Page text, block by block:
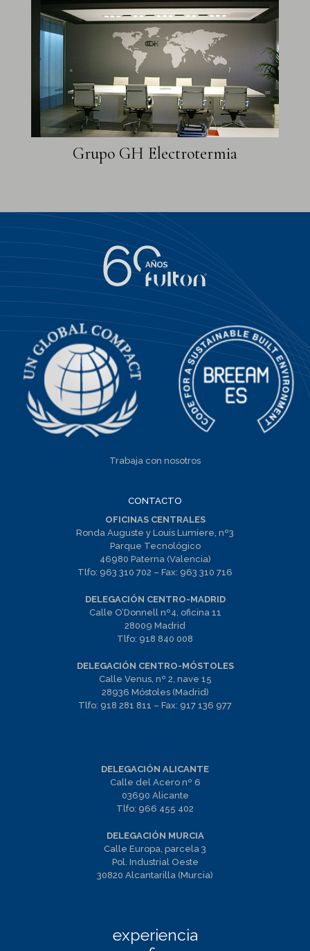
Grupo GH Electrotermia
Trabaja con nosotros
CONTACTO
OFICINAS CENTRALES
Ronda Auguste y Louis Lumiere, nº3
Parque Tecnológico
46980 Paterna (Valencia)
Tlfo: 963 310 702 – Fax: 963 310 716
DELEGACIÓN CENTRO-MADRID
Calle O’Donnell nº4, oficina 11
28009 Madrid
Tlfo: 918 840 008
DELEGACIÓN CENTRO-MÓSTOLES
Calle Venus, nº 2, nave 15
28936 Móstoles (Madrid)
Tlfo: 918 281 811 – Fax: 917 136 977
DELEGACIÓN ALICANTE
Calle del Acero nº 6
03690 Alicante
Tlfo: 966 455 402
DELEGACIÓN MURCIA
Calle Europa, parcela 3
Pol. Industrial Oeste
30820 Alcantarilla (Murcia)
experiencia